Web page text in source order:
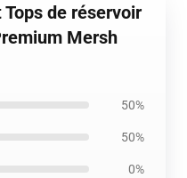
de réservoir
Mersh
50%
50%
0%